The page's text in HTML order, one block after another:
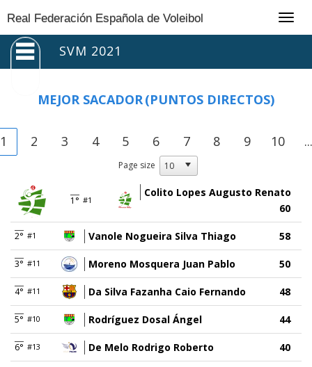
Real Federación Española de Voleibol
SVM 2021
MEJOR SACADOR(PUNTOS DIRECTOS)
1 2 3 4 5 6 7 8 9 10 ...
Page size
1° #1
Colito Lopes Augusto Renato
60
2° #1 Vanole Nogueira Silva Thiago 58
3° #11 Moreno Mosquera Juan Pablo 50
4° #11 Da Silva Fazanha Caio Fernando 48
5° #10 Rodríguez Dosal Ángel 44
6° #13 De Melo Rodrigo Roberto 40